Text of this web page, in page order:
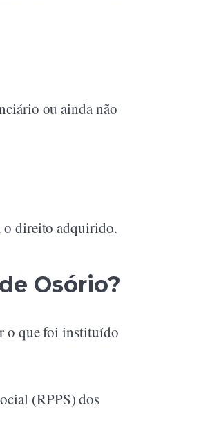
ou ainda não
o direito adquirido.
Osório?
o que foi instituído
(RPPS) dos